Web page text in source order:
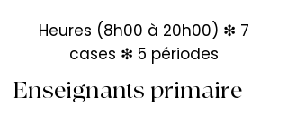
Heures (8h00 à 20h00) ❇︎ 7
cases ❇︎ 5 périodes
Enseignants primaire